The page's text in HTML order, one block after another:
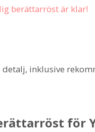
berättarröst är klar!
inklusive
för